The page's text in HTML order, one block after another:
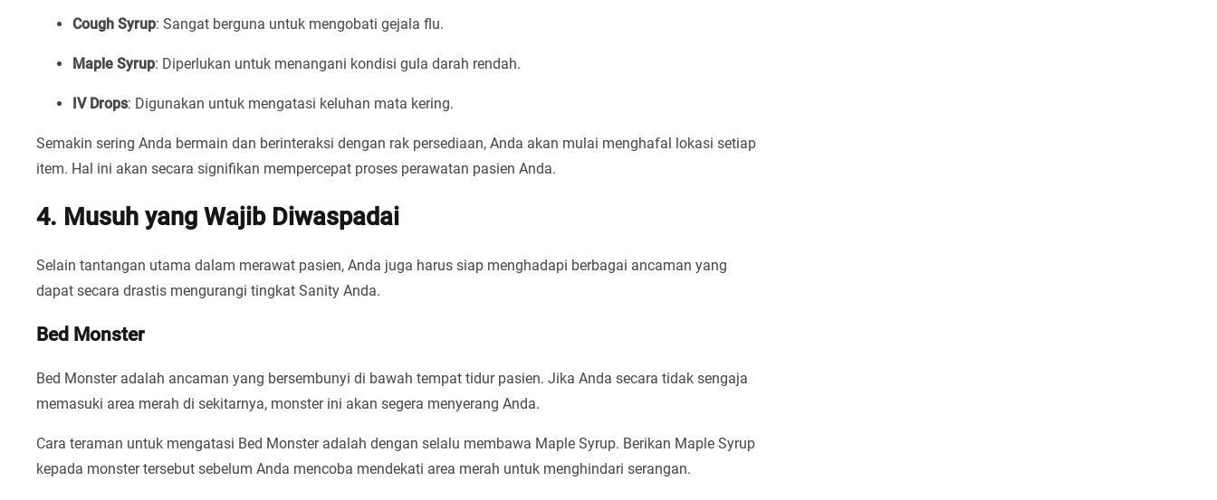
Cough Syrup: Sangat berguna untuk mengobati gejala flu.
Maple Syrup: Diperlukan untuk menangani kondisi gula darah rendah.
IV Drops: Digunakan untuk mengatasi keluhan mata kering.
Semakin sering Anda bermain dan berinteraksi dengan rak persediaan, Anda akan mulai menghafal lokasi setiap
item. Hal ini akan secara signifikan mempercepat proses perawatan pasien Anda.
4. Musuh yang Wajib Diwaspadai
Selain tantangan utama dalam merawat pasien, Anda juga harus siap menghadapi berbagai ancaman yang
dapat secara drastis mengurangi tingkat Sanity Anda.
Bed Monster
Bed Monster adalah ancaman yang bersembunyi di bawah tempat tidur pasien. Jika Anda secara tidak sengaja
memasuki area merah di sekitarnya, monster ini akan segera menyerang Anda.
Cara teraman untuk mengatasi Bed Monster adalah dengan selalu membawa Maple Syrup. Berikan Maple Syrup
kepada monster tersebut sebelum Anda mencoba mendekati area merah untuk menghindari serangan.